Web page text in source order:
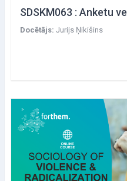
Docētājs: Jurijs Ņikišins